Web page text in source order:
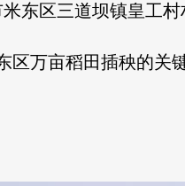
东区三道坝镇皇工
区万亩稻田插秧的关